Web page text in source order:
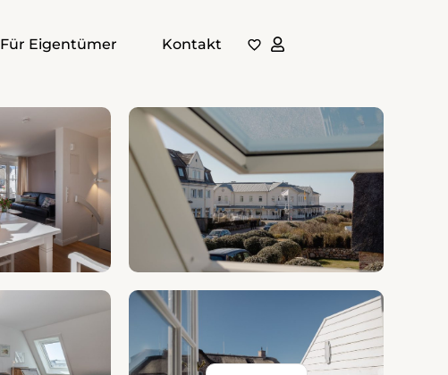
Für Eigentümer
Kontakt